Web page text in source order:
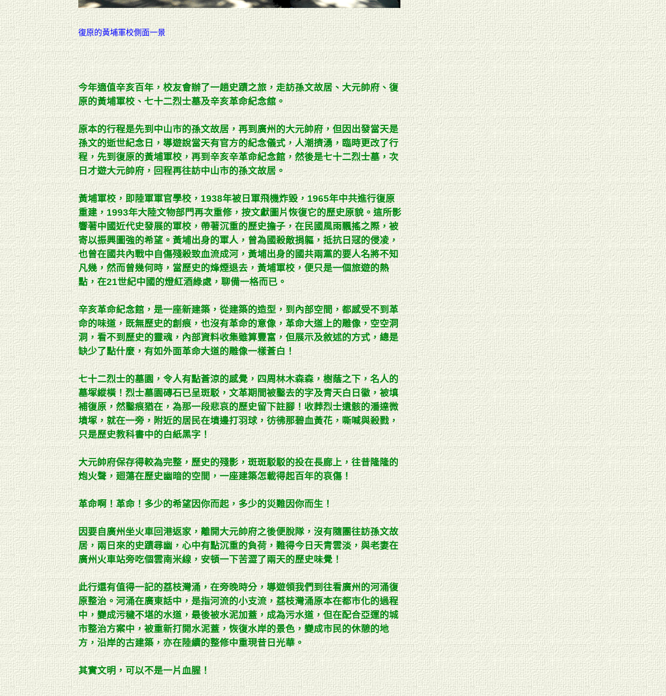
復原的黃埔軍校側面一景
今年適值辛亥百年，校友會辦了一趟史蹟之旅，走訪孫文故居、大元帥府、復
原的黃埔軍校、七十二烈士墓及辛亥革命紀念舘。
原本的行程是先到中山市的孫文故居，再到廣州的大元帥府，但因出發當天是
孫文的逝世紀念日，導遊說當天有官方的紀念儀式，人潮擠湧，臨時更改了行
程，先到復原的黃埔軍校，再到辛亥辛革命紀念館，然後是七十二烈士墓，次
日才遊大元帥府，回程再往訪中山市的孫文故居。
黃埔軍校，即陸軍軍官學校，1938年被日軍飛機炸毀，1965年中共進行復原
重建，1993年大陸文物部門再次重修，按文獻圖片恢復它的歷史原貌。這所影
響著中國近代史發展的軍校，帶著沉重的歷史擔子，在民國風雨飄搖之際，被
寄以振興圖強的希望。黃埔出身的軍人，曾為國殺敵捐軀，抵抗日冦的侵凌，
也曾在國共內戰中自傷殘殺致血流成河，黃埔出身的國共兩黨的要人名將不知
凡幾，然而曾幾何時，當歷史的烽煙退去，黃埔軍校，便只是一個旅遊的熱
點，在21世紀中國的燈紅酒綠處，聊備一格而已。
辛亥革命紀念館，是一座新建築，從建築的造型，到內部空間，都感受不到革
命的味道，既無歷史的創痕，也沒有革命的意像，革命大道上的雕像，空空洞
洞，看不到歷史的靈魂，內部資料收集雖算豐富，但展示及敘述的方式，總是
缺少了點什麼，有如外面革命大道的雕像一樣蒼白！
七十二烈士的墓園，令人有點蒼涼的感覺，四周林木森森，樹蔭之下，名人的
墓塚縱橫！烈士墓園磚石已呈斑駁，文革期間被鑿去的字及青天白日徽，被填
補復原，然鑿痕猶在，為那一段悲哀的歷史留下註腳！收葬烈士遺骸的潘達微
墳塚，就在一旁，附近的居民在墳邊打羽球，彷彿那碧血黃花，嘶喊與殺戮，
只是歷史教科書中的白紙黑字！
大元帥府保存得較為完整，歷史的殘影，斑斑駁駁的投在長廊上，往昔隆隆的
炮火聲，廻蕩在歷史幽暗的空間，一座建築怎載得起百年的哀傷！
革命啊！革命！多少的希望因你而起，多少的災難因你而生！
因要自廣州坐火車回港返家，離開大元帥府之後便脫隊，沒有隨團往訪孫文故
居，兩日來的史蹟尋幽，心中有點沉重的負荷，難得今日天青雲淡，與老妻在
廣州火車站旁吃個雲南米線，安頓一下苦澀了兩天的歷史味覺！
此行還有值得一記的荔枝灣涌，在旁晚時分，導遊領我們到往看廣州的河涌復
原整治。河涌在廣東話中，是指河流的小支流，荔枝灣涌原本在都市化的過程
中，變成污穢不堪的水道，最後被水泥加蓋，成為污水道，但在配合亞運的城
市整治方案中，被重新打開水泥蓋，恢復水岸的景色，變成市民的休憩的地
方，沿岸的古建築，亦在陸續的整修中重現昔日光華。
其實文明，可以不是一片血腥！